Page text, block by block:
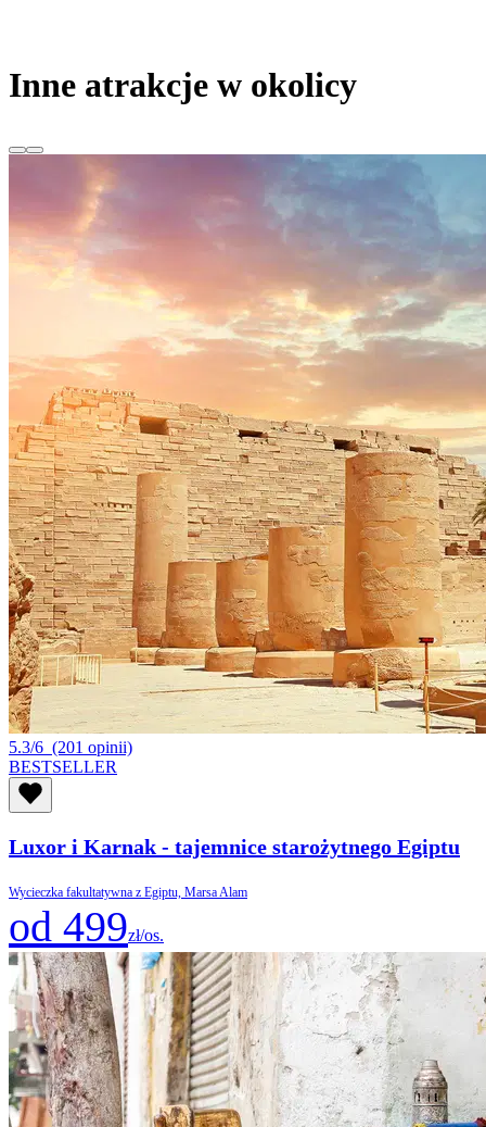
Inne atrakcje w okolicy
5.3/6 (201 opinii)
BESTSELLER
Luxor i Karnak - tajemnice starożytnego Egiptu
Wycieczka fakultatywna z Egiptu, Marsa Alam
od 499zł/os.